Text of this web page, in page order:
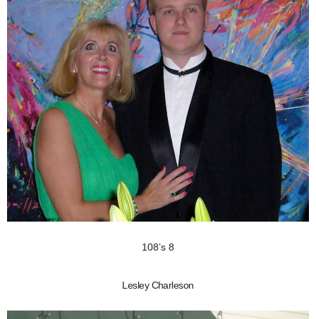
108’s 8
Lesley Charleson